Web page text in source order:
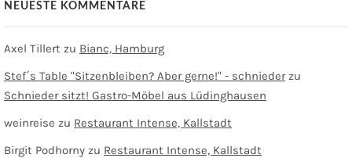
NEUESTE KOMMENTARE
Axel Tillert zu Bianc, Hamburg
Stef´s Table "Sitzenbleiben? Aber gerne!" - schniederzu
Schnieder sitzt! Gastro-Möbel aus Lüdinghausen
weinreise zu Restaurant Intense, Kallstadt
Birgit Podhorny zu Restaurant Intense, Kallstadt